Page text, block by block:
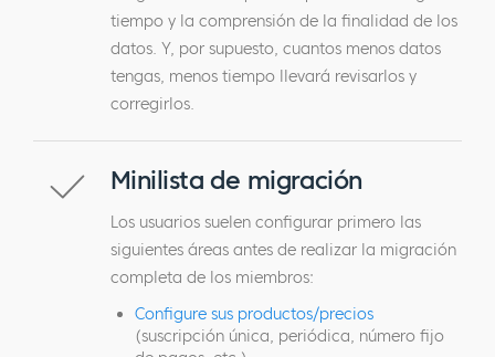
tiempo y la comprensión de la finalidad de los
datos. Y, por supuesto, cuantos menos datos
tengas, menos tiempo llevará revisarlos y
corregirlos.
Minilista de migración
Los usuarios suelen configurar primero las
siguientes áreas antes de realizar la migración
completa de los miembros:
Configure sus productos/precios
(suscripción única, periódica, número fijo